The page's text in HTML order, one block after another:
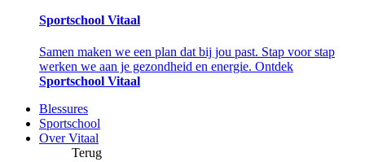
Sportschool Vitaal
Samen maken we een plan dat bij jou past. Stap voor stap
werken we aan je gezondheid en energie. Ontdek
Sportschool Vitaal
Blessures
Sportschool
Over Vitaal
Terug